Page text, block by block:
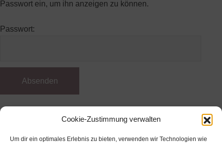
Cookie-Zustimmung verwalten
Um dir ein optimales Erlebnis zu bieten, verwenden wir Technologien wie
Passwort ein, um ihn anzeigen zu können.
Passwort:
© Copyright 2026 |Ostfriesland Fotobox
Impressum| Alle Rechte vorbehalten.